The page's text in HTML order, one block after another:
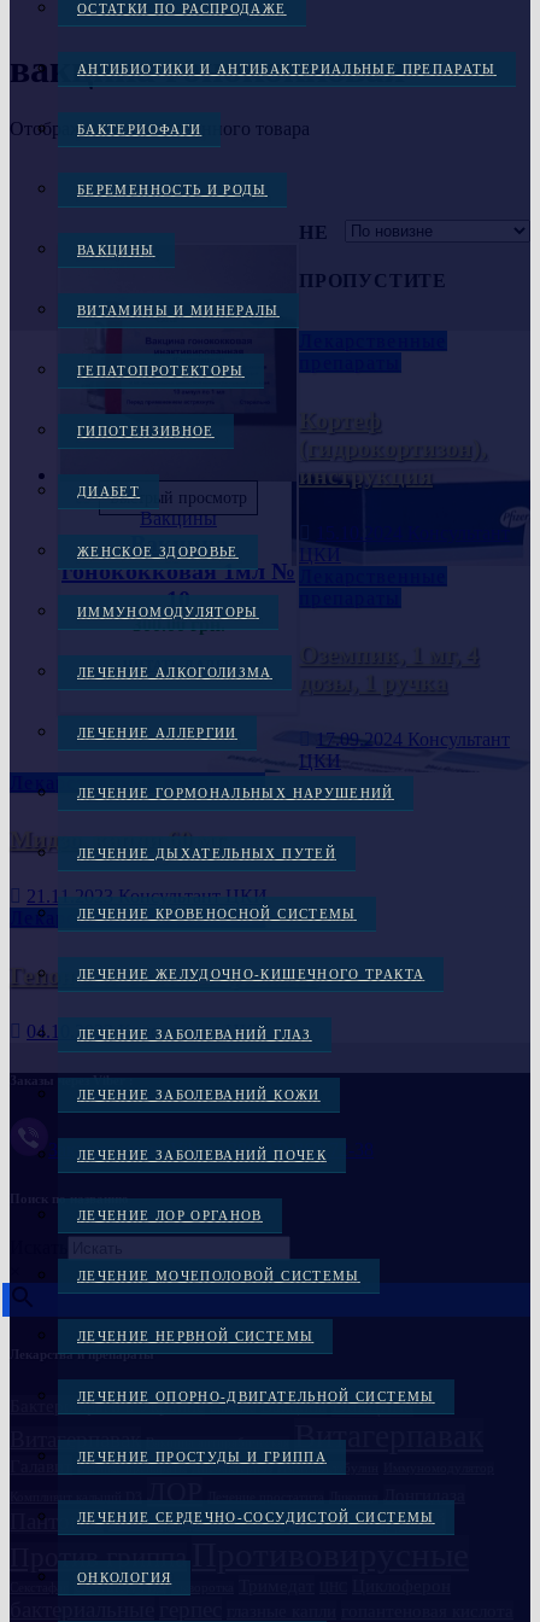
ОСТАТКИ ПО РАСПРОДАЖЕ
АНТИБИОТИКИ И АНТИБАКТЕРИАЛЬНЫЕ ПРЕПАРАТЫ
БАКТЕРИОФАГИ
БЕРЕМЕННОСТЬ И РОДЫ
ВАКЦИНЫ
ВИТАМИНЫ И МИНЕРАЛЫ
ГЕПАТОПРОТЕКТОРЫ
ГИПОТЕНЗИВНОЕ
ДИАБЕТ
ЖЕНСКОЕ ЗДОРОВЬЕ
ИММУНОМОДУЛЯТОРЫ
ЛЕЧЕНИЕ АЛКОГОЛИЗМА
ЛЕЧЕНИЕ АЛЛЕРГИИ
ЛЕЧЕНИЕ ГОРМОНАЛЬНЫХ НАРУШЕНИЙ
ЛЕЧЕНИЕ ДЫХАТЕЛЬНЫХ ПУТЕЙ
ЛЕЧЕНИЕ КРОВЕНОСНОЙ СИСТЕМЫ
ЛЕЧЕНИЕ ЖЕЛУДОЧНО-КИШЕЧНОГО ТРАКТА
ЛЕЧЕНИЕ ЗАБОЛЕВАНИЙ ГЛАЗ
ЛЕЧЕНИЕ ЗАБОЛЕВАНИЙ КОЖИ
ЛЕЧЕНИЕ ЗАБОЛЕВАНИЙ ПОЧЕК
ЛЕЧЕНИЕ ЛОР ОРГАНОВ
ЛЕЧЕНИЕ МОЧЕПОЛОВОЙ СИСТЕМЫ
ЛЕЧЕНИЕ НЕРВНОЙ СИСТЕМЫ
ЛЕЧЕНИЕ ОПОРНО-ДВИГАТЕЛЬНОЙ СИСТЕМЫ
ЛЕЧЕНИЕ ПРОСТУДЫ И ГРИППА
ЛЕЧЕНИЕ СЕРДЕЧНО-СОСУДИСТОЙ СИСТЕМЫ
ОНКОЛОГИЯ
вакцина гонококковая
Отображение единственного товара
Быстрый просмотр
Вакцины
Вакцина
гонококковая 1мл №
10
300.00грн.
ЧИТАТЬ ДАЛЕЕ
НЕ
ПРОПУСТИТЕ
инструкция
Консультант
ЦКИ
17.09.2024 Консультант
ЦКИ
Лекарственные препараты
Мидзо, капли 60 мг
21.11.2023 Консультант ЦКИ
Лекарственные препараты
Гепон 2мг 1 шт. лиофилизат
04.10.2023Консультант ЦКИ
Заказы через Viber :
Заказать через Viber +38(097)-869-72-38
Поиск по названию
Лекарства и препараты
Бактериофаги в Украине Бивалос Вакцина Вакцина
Витагерпавак Вакцина антирабическая Витагерпавак
Галавит Глазные препараты Дисбактериоз Иммуноглобулин
Пантогам Пиобактериофаг комплексный Полиоксидоний
Против гриппа
Семаглутид Сыворотка